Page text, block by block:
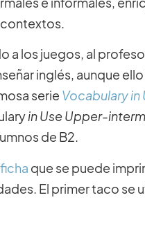
a los juegos, al
inglés, aunque
serie Vocabulary in
in Use Upper-
de B2.
ficha que se puede
El primer taco se